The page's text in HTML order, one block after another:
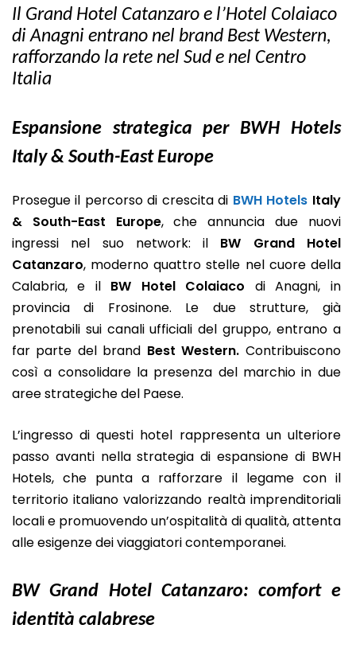
Il Grand Hotel Catanzaro e l’Hotel Colaiaco
di Anagni entrano nel brand Best Western,
rafforzando la rete nel Sud e nel Centro
Italia
Espansione strategica per BWH Hotels
Italy & South-East Europe
Prosegue il percorso di crescita di BWH Hotels Italy
& South-East Europe, che annuncia due nuovi
ingressi nel suo network: il BW Grand Hotel
Catanzaro, moderno quattro stelle nel cuore della
Calabria, e il BW Hotel Colaiaco di Anagni, in
provincia di Frosinone. Le due strutture, già
prenotabili sui canali ufficiali del gruppo, entrano a
far parte del brand Best Western. Contribuiscono
così a consolidare la presenza del marchio in due
aree strategiche del Paese.
L’ingresso di questi hotel rappresenta un ulteriore
passo avanti nella strategia di espansione di BWH
Hotels, che punta a rafforzare il legame con il
territorio italiano valorizzando realtà imprenditoriali
locali e promuovendo un’ospitalità di qualità, attenta
alle esigenze dei viaggiatori contemporanei.
BW Grand Hotel Catanzaro: comfort e
identità calabrese